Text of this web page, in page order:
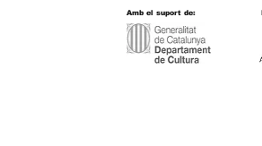
Amb el suport de: